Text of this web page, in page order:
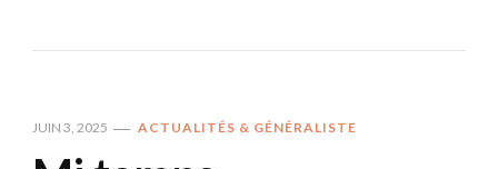
JUIN 3, 2025 ACTUALITÉS & GÉNÉRALISTE